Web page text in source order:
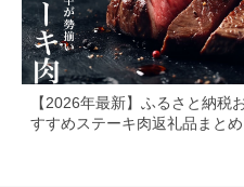
【2026年最新】ふるさと納税
すすめステーキ肉返礼品まとめ